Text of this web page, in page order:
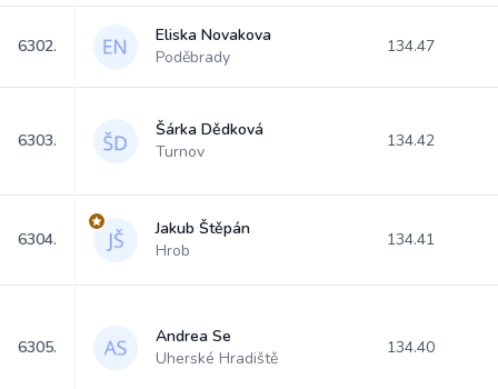
6302.
Eliska Novakova
Poděbrady
134.47
6303.
Šárka Dědková
Turnov
134.42
6304.
Jakub Štěpán
Hrob
134.41
6305.
Andrea Se
Uherské Hradiště
134.40